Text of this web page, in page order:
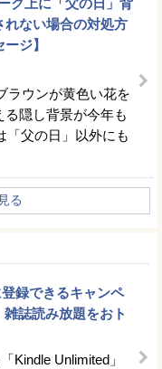
ク上に「父の日」背
れない場合の対処方
ジ】
ラウンが黄色い花を
隠し背景が今年も
「父の日」以外にも
る
録できるキャンペ
誌読み放題をおト
Kindle Unlimited」